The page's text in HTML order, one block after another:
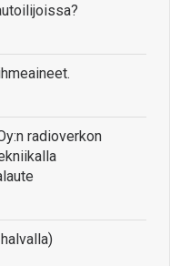
radioverkon